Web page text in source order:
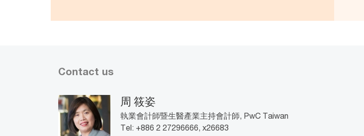
Contact us
周 筱姿
執業會計師暨生醫產業主持會計師, PwC Taiwan
Tel: +886 2 27296666, x26683